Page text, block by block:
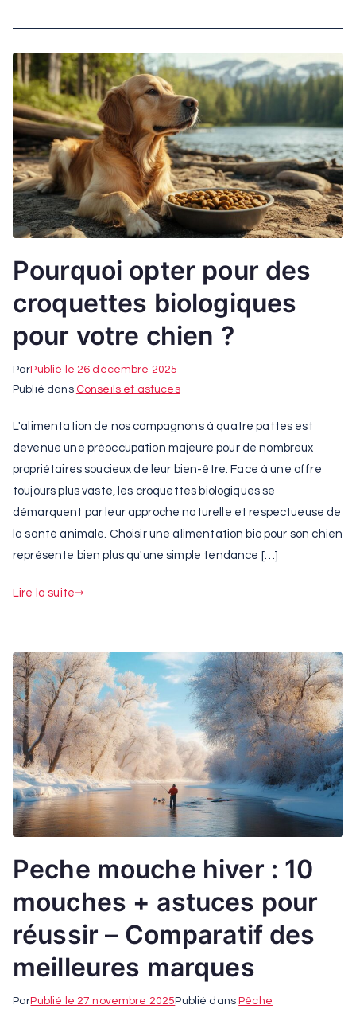
Pourquoi opter pour des
croquettes biologiques
pour votre chien ?
ParPublié le 26 décembre 2025
Publié dans Conseils et astuces
L'alimentation de nos compagnons à quatre pattes est
devenue une préoccupation majeure pour de nombreux
propriétaires soucieux de leur bien-être. Face à une offre
toujours plus vaste, les croquettes biologiques se
démarquent par leur approche naturelle et respectueuse de
la santé animale. Choisir une alimentation bio pour son chien
représente bien plus qu'une simple tendance […]
Lire la suite
Peche mouche hiver : 10
mouches + astuces pour
réussir – Comparatif des
meilleures marques
ParPublié le 27 novembre 2025 Publié dans Pêche